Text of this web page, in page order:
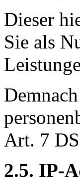
Dieser
Sie als
Art. 7
2.5. IP-